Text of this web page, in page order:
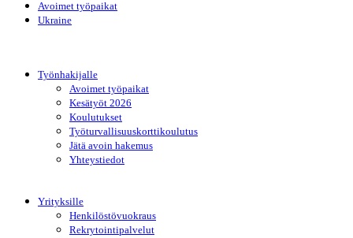
Avoimet työpaikat
Ukraine
Työnhakijalle
Avoimet työpaikat
Kesätyöt 2026
Koulutukset
Työturvallisuuskorttikoulutus
Jätä avoin hakemus
Yhteystiedot
Yrityksille
Henkilöstövuokraus
Rekrytointipalvelut